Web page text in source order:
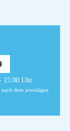
15:00 Uhr
dem jeweiligen